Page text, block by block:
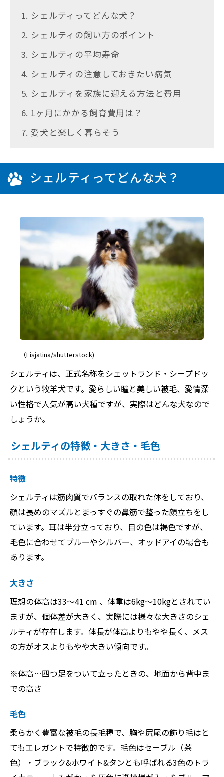
1. シェルティってどんな犬？
2. シェルティの飼い方のポイント
3. シェルティの平均寿命
4. シェルティの注意しておきたい病気
5. シェルティを家族に迎える方法と費用
6. 1ヶ月にかかる飼育費用は？
7. 愛犬と楽しく暮らそう
シェルティってどんな犬？
（Lisjatina/shutterstock)
シェルティは、正式名称をシェットランド・シープドッ
クという牧羊犬です。愛らしい瞳と美しい被毛、愛情深
い性格で人気が高い犬種ですが、実際はどんな犬なので
しょうか。
シェルティの特徴・大きさ・毛色
特徴
シェルティは筋肉質でバランスの取れた体をしており、
顔は長めのマズルとまっすぐの鼻筋で整った顔立ちをし
ています。耳は半分立っており、目の色は褐色ですが、
毛色に合わせてブルーやシルバー、オッドアイの場合も
あります。
大きさ
理想の体高は33〜41 cm 、体重は6kg～10kgとされてい
ますが、個体差が大きく、実際には様々な大きさのシェ
ルティが存在します。体長が体高よりもやや長く、メス
の方がオスよりもやや大きい傾向です。
※体高…四つ足をついて立ったときの、地面から背中ま
での高さ
毛色
柔らかく豊富な被毛の長毛種で、胸や尻尾の飾り毛はと
てもエレガントで特徴的です。毛色はセーブル（茶
色）・ブラック&ホワイト&タンとも呼ばれる3色のトラ